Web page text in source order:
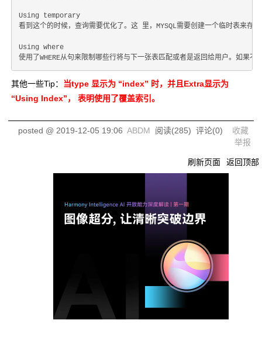
Using temporary
看到这个的时候，查询需要优化了。这 里，MYSQL需要创建一个临时表来存
Using where
其他一些Tip： 当type 显示为 “index” 时，并且Extra显示为
“Using Index”， 表明使用了覆盖索引。
posted @ 2019-12-05 19:06 ABDM 阅读(285) 评论(0) 收藏
举报
刷新页面 返回顶部